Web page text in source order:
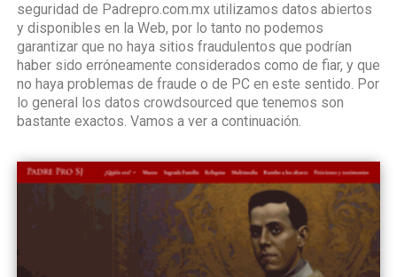
seguridad de Padrepro.com.mx utilizamos datos abiertos
y disponibles en la Web, por lo tanto no podemos
garantizar que no haya sitios fraudulentos que podrían
haber sido erróneamente considerados como de fiar, y que
no haya problemas de fraude o de PC en este sentido. Por
lo general los datos crowdsourced que tenemos son
bastante exactos. Vamos a ver a continuación.